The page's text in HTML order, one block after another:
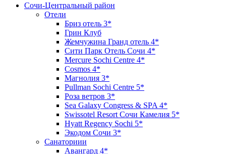
Сочи-Центральный район
Отели
Бриз отель 3*
Грин Клуб
Жемчужина Гранд отель 4*
Сити Парк Отель Сочи 4*
Mercure Sochi Centre 4*
Cosmos 4*
Магнолия 3*
Pullman Sochi Сеntre 5*
Роза ветров 3*
Sea Galaxy Congress & SPA 4*
Swissotel Resort Сочи Камелия 5*
Hyatt Regency Sochi 5*
Экодом Сочи 3*
Санаториии
Авангард 4*